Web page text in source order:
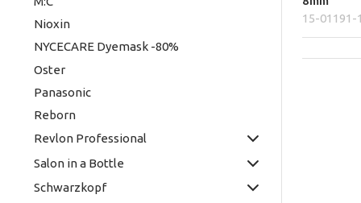
Nioxin
NYCECARE Dyemask -80%
Oster
Panasonic
Reborn
Revlon Professional
Salon in a Bottle
Schwarzkopf
15-01191-